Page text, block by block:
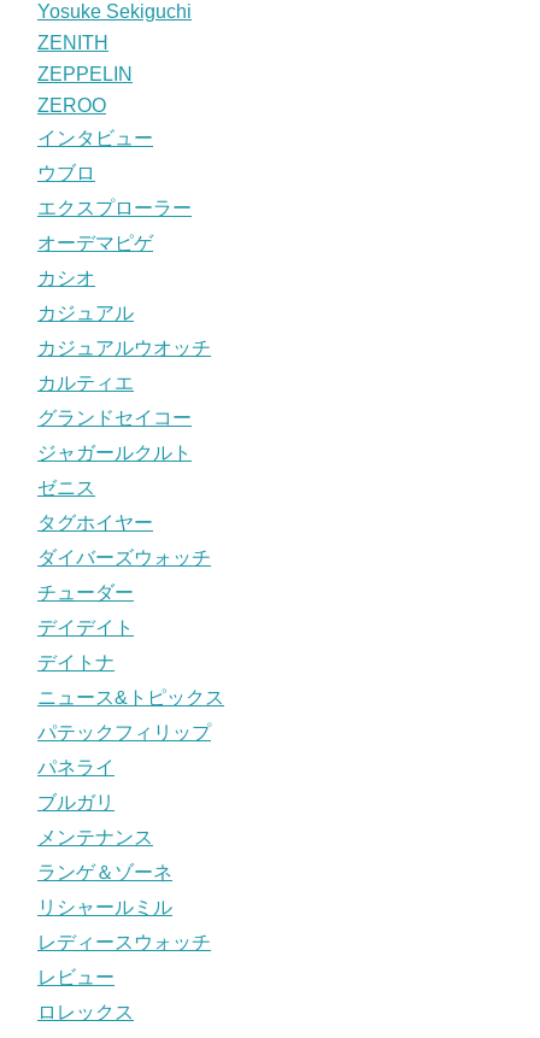
Yosuke Sekiguchi
ZENITH
ZEPPELIN
ZEROO
インタビュー
ウブロ
エクスプローラー
オーデマピゲ
カシオ
カジュアル
カジュアルウオッチ
カルティエ
グランドセイコー
ジャガールクルト
ゼニス
タグホイヤー
ダイバーズウォッチ
チューダー
デイデイト
デイトナ
ニュース&トピックス
パテックフィリップ
パネライ
ブルガリ
メンテナンス
ランゲ＆ゾーネ
リシャールミル
レディースウォッチ
レビュー
ロレックス